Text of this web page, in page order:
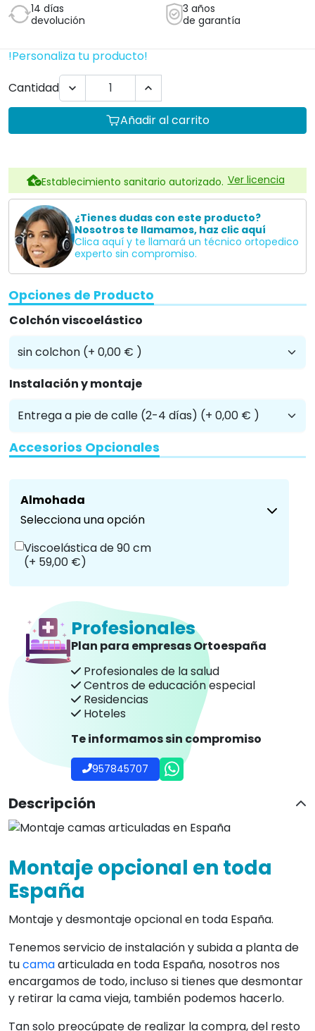
14 días
devolución
3 años
de garantía
!Personaliza tu producto!
Cantidad
 
Añadir al carrito
Establecimiento sanitario autorizado. Ver licencia
¿Tienes dudas con este producto?
Nosotros te llamamos, haz clic aquí
Clica aquí y te llamará un técnico ortopedico
experto sin compromiso.
Opciones de Producto
Colchón viscoelástico
Instalación y montaje
Accesorios Opcionales
Almohada
Selecciona una opción
Viscoelástica de 90 cm
(+ 59,00 €)
Profesionales
Plan para empresas Ortoespaña
Profesionales de la salud
Centros de educación especial
Residencias
Hoteles
Te informamos sin compromiso
957845707
Descripción
Montaje opcional en toda
España
Montaje y desmontaje opcional en toda España.
Tenemos servicio de instalación y subida a planta de
tucamaarticulada en toda España, nosotros nos
encargamos de todo, incluso si tienes que desmontar
y retirar la cama vieja, también podemos hacerlo.
Tan solo preocúpate de realizar la compra, del resto